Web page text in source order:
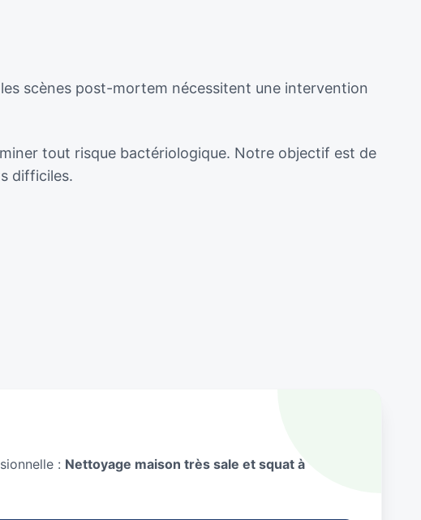
scènes post-mortem nécessitent une intervention
tout risque bactériologique. Notre objectif est de
difficiles.
: Nettoyage maison très sale et squat à